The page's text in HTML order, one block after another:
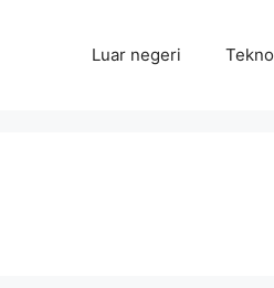
Luar negeri Tekno